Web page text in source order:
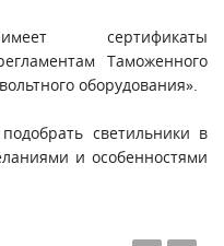
сертификаты
Таможенного
оборудования».
светильники в
и особенностями